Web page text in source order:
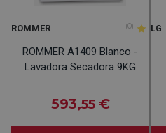
ROMMER - (0)
ROMMER A1409 Blanco -
Lavadora Secadora 9KG
6KG 1400RPM
593,55 €
LG